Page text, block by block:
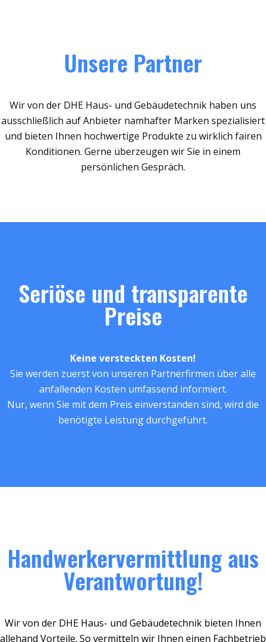
Unsere Partner
Wir von der DHE Haus- und Gebäudetechnik haben uns
ausschließlich auf Anbieter namhafter Marken spezialisiert
und bieten Ihnen hochwertige Produkte zu wirklich fairen
Konditionen. Gerne überzeugen wir Sie in einem
persönlichen Gespräch.
Seriöse und transparente
Preise
Keine versteckten Kosten!
Sie werden zuerst von unseren Partnerfirmen über alle
anfallenden Kosten umfassend informiert.
Nur, wenn Sie mit dem Preis einverstanden sind, wird die
benötigte Leistung durchgeführt.
Handwerkervermittlung aus
Verantwortung!
Wir von der DHE Haus- und Gebäudetechnik bieten Ihnen
allehand Vorteile. So vermitteln wir Ihnen einen Fachbetrieb